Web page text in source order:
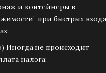
и контейнеры в
при быстрых
Иногда не происходит
налога;